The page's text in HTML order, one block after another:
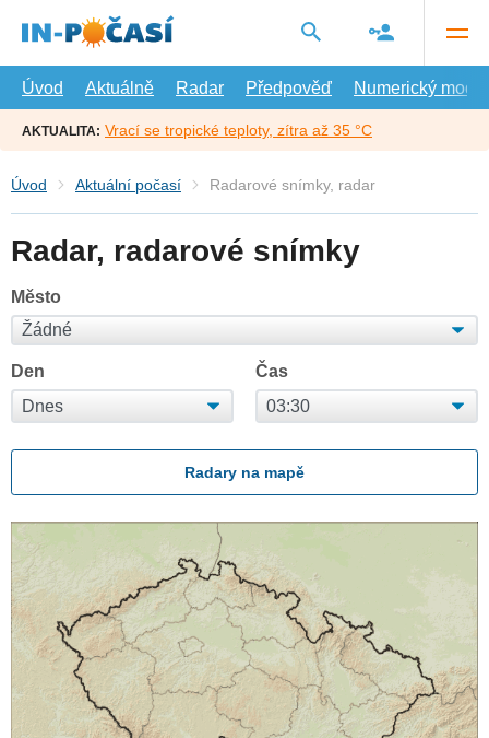
hlavní
Úvod
Aktuálně Radar Předpověď Numerický model
AKTUALITA: Vrací se tropické teploty, zítra až 35 °C
Úvod Aktuální počasí Radarové snímky, radar
Radar, radarové snímky
Město
Den Čas
Radary na mapě